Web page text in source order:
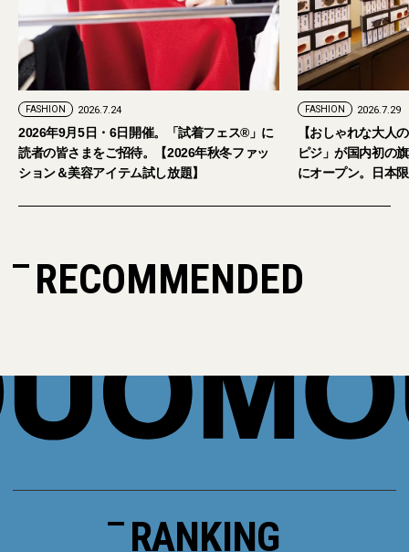
試着フェス®︎」に
年秋冬ファッ
題】
【おしゃれな大人のアイウェア】パリ発「イジ
ピジ」が国内初の旗艦店をキャットストリート
にオープン。日本限定サングラスも登場
RECOMMENDED
RANKING